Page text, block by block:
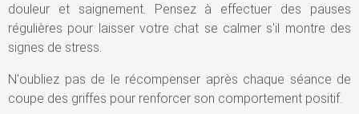
douleur et saignement. Pensez à effectuer des pauses
régulières pour laisser votre chat se calmer s'il montre des
signes de stress.
N'oubliez pas de le récompenser après chaque séance de
coupe des griffes pour renforcer son comportement positif.